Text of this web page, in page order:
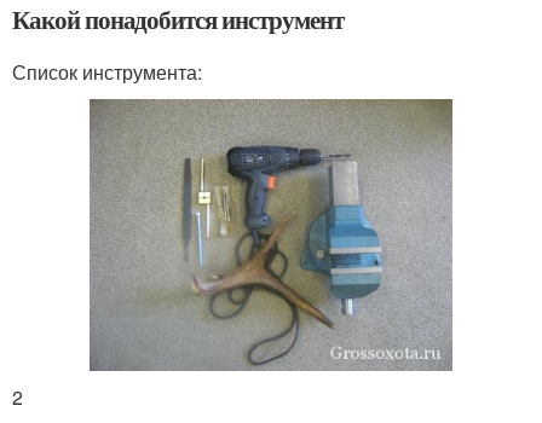
Какой понадобится инструмент
Список инструмента:
2